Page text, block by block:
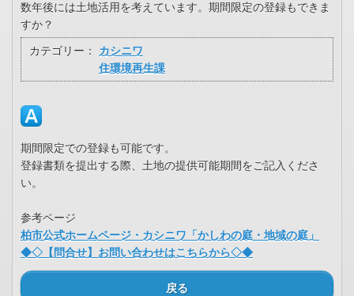
数年後には土地活用を考えています。期間限定の登録もできま
すか？
カテゴリー：
カシニワ
住環境再生課
期間限定での登録も可能です。
登録書類を提出する際、土地の提供可能期間をご記入くださ
い。
参考ページ
柏市公式ホームページ・カシニワ「かしわの庭・地域の庭」
◆◇【問合せ】お問い合わせはこちらから◇◆
戻る